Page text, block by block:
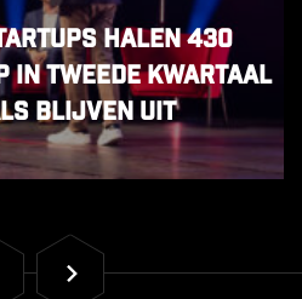
halen 430
in tweede kwartaal
blijven uit